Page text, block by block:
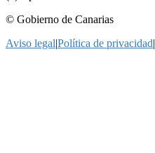
© Gobierno de Canarias
Aviso legal|Política de privacidad|